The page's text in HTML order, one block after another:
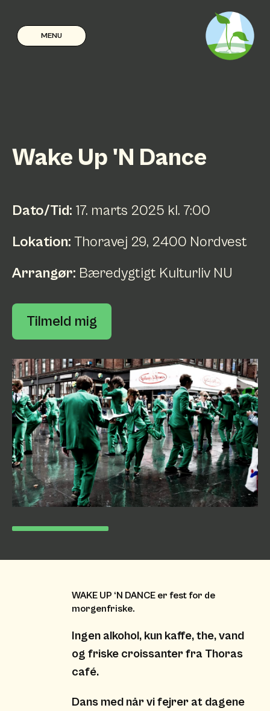
MENU
Wake Up 'N Dance
Dato/Tid: 17. marts 2025 kl. 7:00
Lokation: Thoravej 29, 2400 Nordvest
Arrangør: Bæredygtigt Kulturliv NU
Tilmeld mig
WAKE UP ‘N DANCE er fest for de
morgenfriske.
Ingen alkohol, kun kaffe, the, vand
og friske croissanter fra Thoras
café.
Dans med når vi fejrer at dagene